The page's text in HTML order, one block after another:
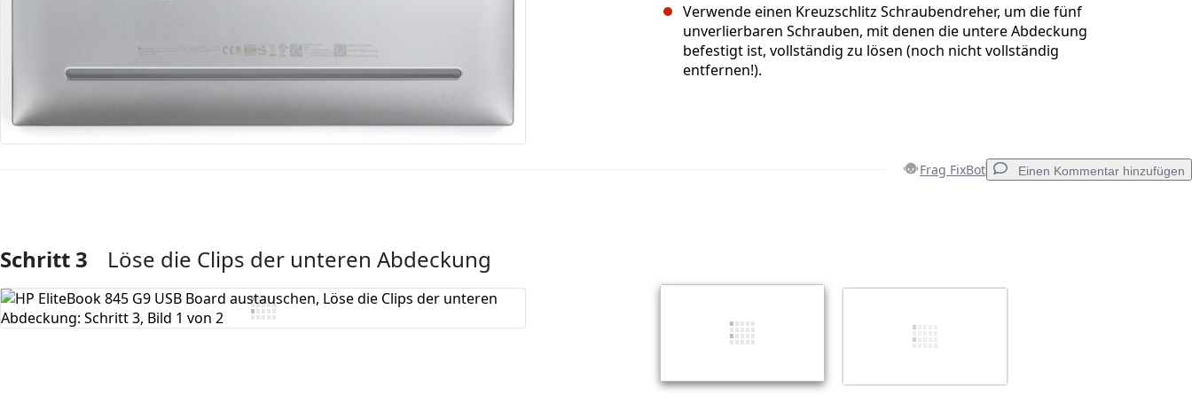
Verwende einen Kreuzschlitz Schraubendreher, um die fünf
unverlierbaren Schrauben, mit denen die untere Abdeckung
befestigt ist, vollständig zu lösen (noch nicht vollständig
entfernen!).
Frag FixBot Einen Kommentar hinzufügen
Kommentar hinzufügen
Schritt 3 Löse die Clips der unteren Abdeckung